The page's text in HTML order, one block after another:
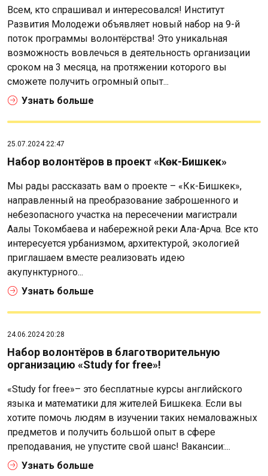
Всем, кто спрашивал и интересовался! Институт
Развития Молодежи объявляет новый набор на 9-й
поток программы волонтёрства! Это уникальная
возможность вовлечься в деятельность организации
сроком на 3 месяца, на протяжении которого вы
сможете получить огромный опыт...
Узнать больше
25.07.2024 22:47
Набор волонтёров в проект «Көк-Бишкек»
Мы рады рассказать вам о проекте – «Көк-Бишкек»,
направленный на преобразование заброшенного и
небезопасного участка на пересечении магистрали
Аалы Токомбаева и набережной реки Ала-Арча. Все кто
интересуется урбанизмом, архитектурой, экологией
приглашаем вместе реализовать идею
акупунктурного...
Узнать больше
24.06.2024 20:28
Набор волонтёров в благотворительную
организацию «Study for free»!
«Study for free»– это бесплатные курсы английского
языка и математики для жителей Бишкека. Если вы
хотите помочь людям в изучении таких немаловажных
предметов и получить большой опыт в сфере
преподавания, не упустите свой шанс! Вакансии:...
Узнать больше